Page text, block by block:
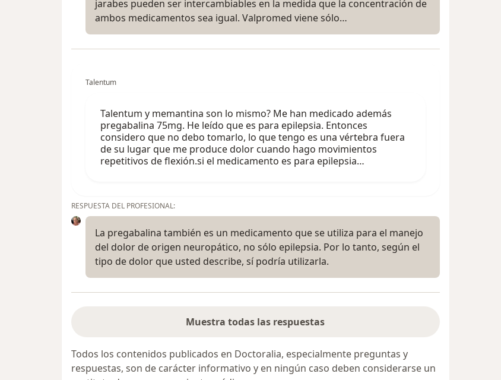
jarabes pueden ser intercambiables en la medida que la concentración de
ambos medicamentos sea igual. Valpromed viene sólo…
Talentum
Talentum y memantina son lo mismo? Me han medicado además
pregabalina 75mg. He leído que es para epilepsia. Entonces
considero que no debo tomarlo, lo que tengo es una vértebra fuera
de su lugar que me produce dolor cuando hago movimientos
repetitivos de flexión.si el medicamento es para epilepsia…
RESPUESTA DEL PROFESIONAL:
La pregabalina también es un medicamento que se utiliza para el manejo
del dolor de origen neuropático, no sólo epilepsia. Por lo tanto, según el
tipo de dolor que usted describe, sí podría utilizarla.
Muestra todas las respuestas
Todos los contenidos publicados en Doctoralia, especialmente preguntas y
respuestas, son de carácter informativo y en ningún caso deben considerarse un